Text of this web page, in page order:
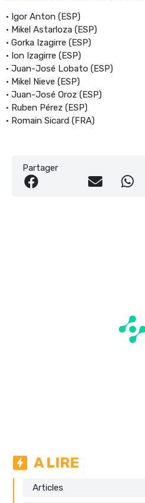
• Igor Anton (ESP)
• Mikel Astarloza (ESP)
• Gorka Izagirre (ESP)
• Ion Izagirre (ESP)
• Juan-José Lobato (ESP)
• Mikel Nieve (ESP)
• Juan-José Oroz (ESP)
• Ruben Pérez (ESP)
• Romain Sicard (FRA)
Partager
A LIRE
Articles